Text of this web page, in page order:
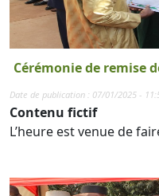
Cérémonie de remise
Date de publication : 07/01/2025 -
Contenu fictif
L’heure est venue de